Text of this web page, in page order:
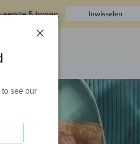
5 boxen. Inwisselen
see our